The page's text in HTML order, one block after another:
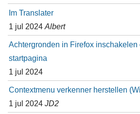
Im Translater
1 jul 2024 Albert
Achtergronden in Firefox inschakelen
startpagina
1 jul 2024
Contextmenu verkenner herstellen
1 jul 2024 JD2